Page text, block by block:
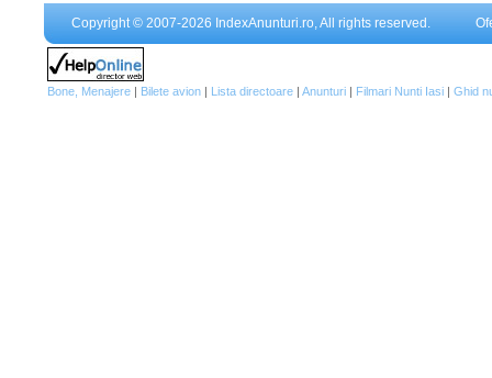
Copyright © 2007-2026 IndexAnunturi.ro, All rights reserved.
Bone, Menajere | Bilete avion | Lista directoare | Anunturi | Filmari Nunti Iasi | Ghid